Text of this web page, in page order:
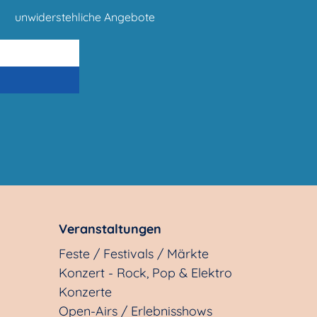
unwiderstehliche Angebote
Veranstaltungen
Feste / Festivals / Märkte
Konzert - Rock, Pop & Elektro
Konzerte
Open-Airs / Erlebnisshows